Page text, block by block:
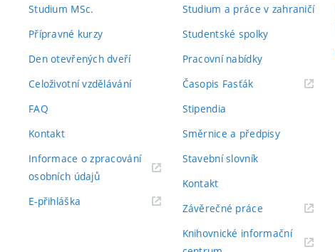
Studium MSc.
Přípravné kurzy
Den otevřených dveří
Celoživotní vzdělávání
FAQ
Kontakt
Informace o zpracování
osobních údajů(externí
E-přihláška
Studium a práce v zahraničí
Studentské spolky
Pracovní nabídky
Časopis Fasťák(externí
Stipendia
Směrnice a předpisy
Stavební slovník
Kontakt
Závěrečné práce(externí
Knihovnické informační